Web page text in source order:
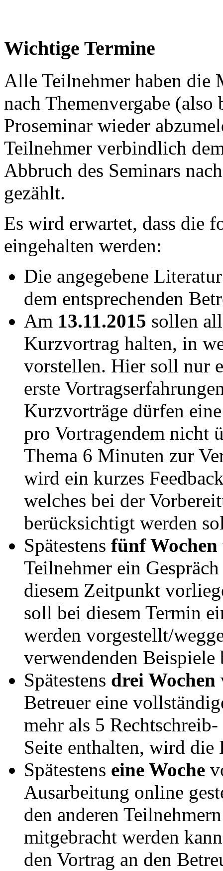
Wichtige Termine
Alle Teilnehmer haben die
nach Themenvergabe
Proseminar wieder
Teilnehmer verbindlich
Abbruch des Seminars
gezählt.
Es wird erwartet, dass die
eingehalten werden:
Die angegebene
dem entsprechenden
Am 13.11.2015 sollen
Kurzvortrag halten, in
vorstellen. Hier soll nur
erste
Kurzvorträge dürfen
pro Vortragendem nicht
Thema 6 Minuten zur
wird ein kurzes
welches bei der
berücksichtigt werden
Spätestens fünf Wochen
Teilnehmer ein
diesem Zeitpunkt
soll bei diesem Termin
werden vorgestellt/
verwendenden Beispiele
Spätestens drei Wochen
Betreuer eine
mehr als 5
Seite enthalten, wird die
Spätestens eine Woche
Ausarbeitung online
den anderen
mitgebracht werden
den Vortrag an den